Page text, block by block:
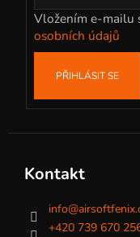
Vložením e-mailu
osobních údajů
PŘIHLÁSIT SE
Kontakt
info@
+420 739 670